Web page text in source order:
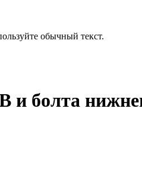
обычный текст.
и болта